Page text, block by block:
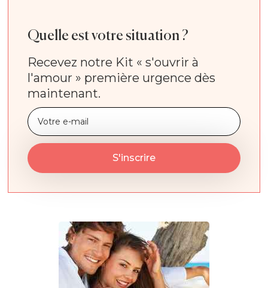
Quelle est votre situation ?
Recevez notre Kit « s'ouvrir à
l'amour » première urgence dès
maintenant.